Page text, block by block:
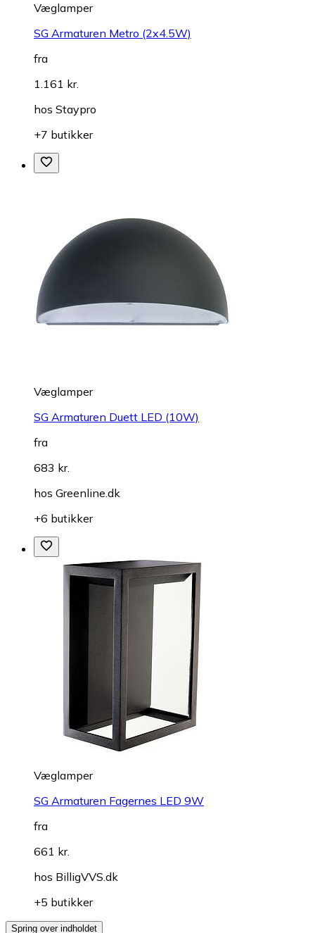
Væglamper
SG Armaturen Metro (2x4.5W)
fra
1.161 kr.
hos Staypro
+7 butikker
Væglamper
SG Armaturen Duett LED (10W)
fra
683 kr.
hos Greenline.dk
+6 butikker
Væglamper
SG Armaturen Fagernes LED 9W
fra
661 kr.
hos BilligVVS.dk
+5 butikker
Spring over indholdet